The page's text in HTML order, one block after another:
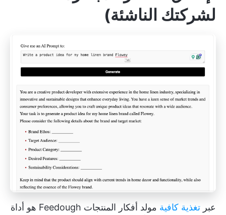
لشركتك الناشئة)
عبر تغذية كافية
مولد أفكار المنتجات Feedough هو أداة